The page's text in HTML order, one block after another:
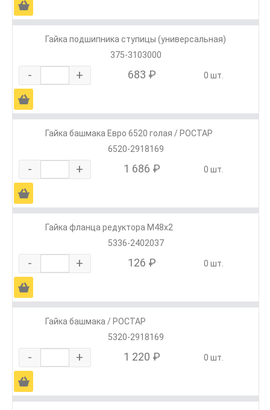
Ä
Гайка подшипника ступицы (универсальная)
375-3103000
- + 683 ₽ 0 шт.
Ä
Гайка башмака Евро 6520 голая / РОСТАР
6520-2918169
- + 1 686 ₽ 0 шт.
Ä
Гайка фланца редуктора М48х2
5336-2402037
- + 126 ₽ 0 шт.
Ä
Гайка башмака / РОСТАР
5320-2918169
- + 1 220 ₽ 0 шт.
Ä